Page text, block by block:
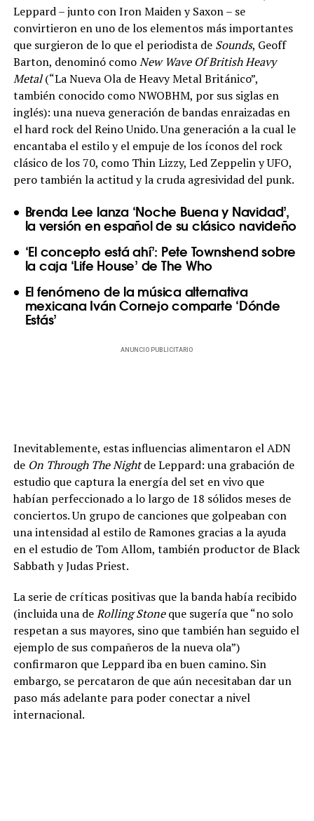
Leppard – junto con Iron Maiden y Saxon – se
convirtieron en uno de los elementos más importantes
que surgieron de lo que el periodista de Sounds, Geoff
Barton, denominó comoNew Wave Of British Heavy
Metal(“La Nueva Ola de Heavy Metal Británico”,
también conocido como NWOBHM, por sus siglas en
inglés): una nueva generación de bandas enraizadas en
el hard rock del Reino Unido. Una generación a la cual le
encantaba el estilo y el empuje de los íconos del rock
clásico de los 70, como Thin Lizzy, Led Zeppelin y UFO,
pero también la actitud y la cruda agresividad del punk.
Brenda Lee lanza ‘Noche Buena y Navidad’,
la versión en español de su clásico navideño
‘El concepto está ahí’: Pete Townshend sobre
la caja ‘Life House’ de The Who
El fenómeno de la música alternativa
mexicana Iván Cornejo comparte ‘Dónde
Estás’
ANUNCIO PUBLICITARIO
Inevitablemente, estas influencias alimentaron el ADN
de On Through The Nightde Leppard: una grabación de
estudio que captura la energía del set en vivo que
habían perfeccionado a lo largo de 18 sólidos meses de
conciertos. Un grupo de canciones que golpeaban con
una intensidad al estilo de Ramones gracias a la ayuda
en el estudio de Tom Allom, también productor de Black
Sabbath y Judas Priest.
La serie de críticas positivas que la banda había recibido
(incluida una deRolling Stoneque sugería que “no solo
respetan a sus mayores, sino que también han seguido el
ejemplo de sus compañeros de la nueva ola”)
confirmaron que Leppard iba en buen camino. Sin
embargo, se percataron de que aún necesitaban dar un
paso más adelante para poder conectar a nivel
internacional.